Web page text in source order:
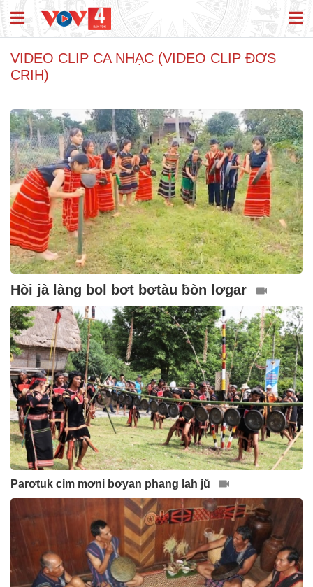
VIDEO CLIP CA NHẠC (VIDEO CLIP ĐƠS
CRIH)
Hòi jà làng bol bơt bơtàu ƀòn lơgar
Parơtuk cim mơni bơyan phang lah jŭ